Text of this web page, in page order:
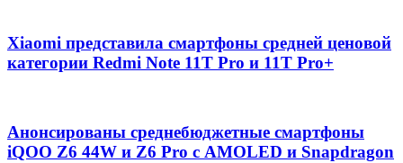
Xiaomi представила смартфоны средней ценовой
категории Redmi Note 11T Pro и 11T Pro+
Анонсированы среднебюджетные смартфоны
iQOO Z6 44W и Z6 Pro с AMOLED и Snapdragon